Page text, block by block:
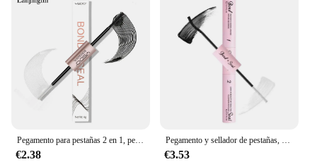
Pegamento para pestañas 2 en 1, pegamento resistente al agua de secado rápido, sellador, fijación fuerte, doble extremo, 1 unidad
€2.38
Pegamento y sellador de pestañas, pegamento de secado rápido, resistente al agua, fuerte sujeción, nuevo
€3.53